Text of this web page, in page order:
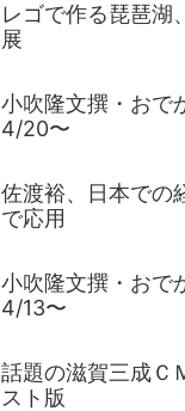
レゴで作る琵琶湖
展
小吹隆文撰・おで
4/20〜
佐渡裕、日本での
で応用
小吹隆文撰・おで
4/13〜
話題の滋賀三成Ｃ
スト版